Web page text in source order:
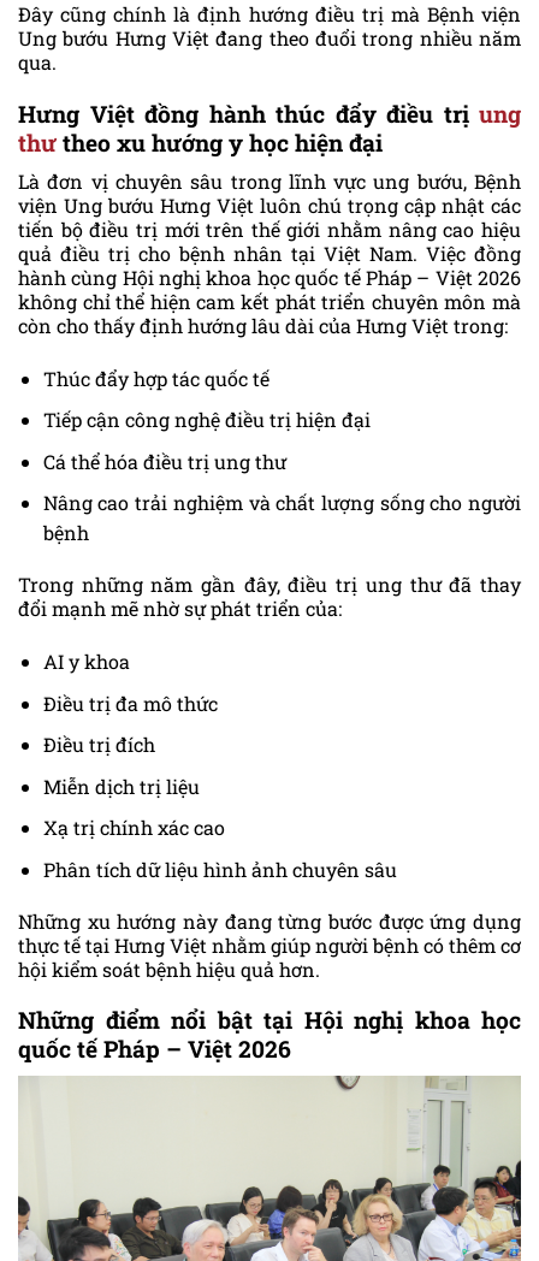
Đây cũng chính là định hướng điều trị mà Bệnh viện
Ung bướu Hưng Việt đang theo đuổi trong nhiều năm
qua.
Hưng Việt đồng hành thúc đẩy điều trị ung
thư theo xu hướng y học hiện đại
Là đơn vị chuyên sâu trong lĩnh vực ung bướu, Bệnh
viện Ung bướu Hưng Việt luôn chú trọng cập nhật các
tiến bộ điều trị mới trên thế giới nhằm nâng cao hiệu
quả điều trị cho bệnh nhân tại Việt Nam. Việc đồng
hành cùng Hội nghị khoa học quốc tế Pháp – Việt 2026
không chỉ thể hiện cam kết phát triển chuyên môn mà
còn cho thấy định hướng lâu dài của Hưng Việt trong:
Thúc đẩy hợp tác quốc tế
Tiếp cận công nghệ điều trị hiện đại
Cá thể hóa điều trị ung thư
Nâng cao trải nghiệm và chất lượng sống cho người
bệnh
Trong những năm gần đây, điều trị ung thư đã thay
đổi mạnh mẽ nhờ sự phát triển của:
AI y khoa
Điều trị đa mô thức
Điều trị đích
Miễn dịch trị liệu
Xạ trị chính xác cao
Phân tích dữ liệu hình ảnh chuyên sâu
Những xu hướng này đang từng bước được ứng dụng
thực tế tại Hưng Việt nhằm giúp người bệnh có thêm cơ
hội kiểm soát bệnh hiệu quả hơn.
Những điểm nổi bật tại Hội nghị khoa học
quốc tế Pháp – Việt 2026